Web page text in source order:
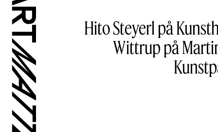
Hito Steyerl på
Wittrup på